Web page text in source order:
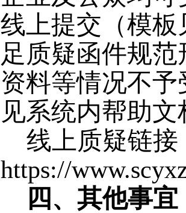
线上提交（模
足质疑函件规
资料等情况不
见系统内帮助文
线上质疑链接
https://
四、其他事宜